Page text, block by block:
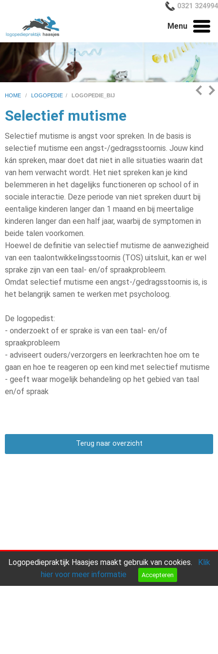
0321 324994
Menu
HOME / LOGOPEDIE / LOGOPEDIE_BIJ
Selectief mutisme
Selectief mutisme is angst voor spreken. In de basis is
selectief mutisme een angst-/gedragsstoornis. Jouw kind
kán spreken, maar doet dat niet in alle situaties waarin dat
van hem verwacht wordt. Het niet spreken kan je kind
belemmeren in het dagelijks functioneren op school of in
sociale interactie. Deze periode van niet spreken duurt bij
eentalige kinderen langer dan 1 maand en bij meertalige
kinderen langer dan een half jaar, waarbij de symptomen in
beide talen voorkomen.
Hoewel de definitie van selectief mutisme de aanwezigheid
van een taalontwikkelingsstoornis (TOS) uitsluit, kan er wel
sprake zijn van een taal- en/of spraakprobleem.
Omdat selectief mutisme een angst-/gedragsstoornis is, is
het belangrijk samen te werken met psycholoog.
De logopedist:
- onderzoekt of er sprake is van een taal- en/of
spraakprobleem
- adviseert ouders/verzorgers en leerkrachten hoe om te
gaan en hoe te reageren op een kind met selectief mutisme
- geeft waar mogelijk behandeling op het gebied van taal
en/of spraak
Terug naar overzicht
Logopediepraktijk Haasjes maakt gebruik van cookies.
Klik
hier voor meer informatie
Accepteren